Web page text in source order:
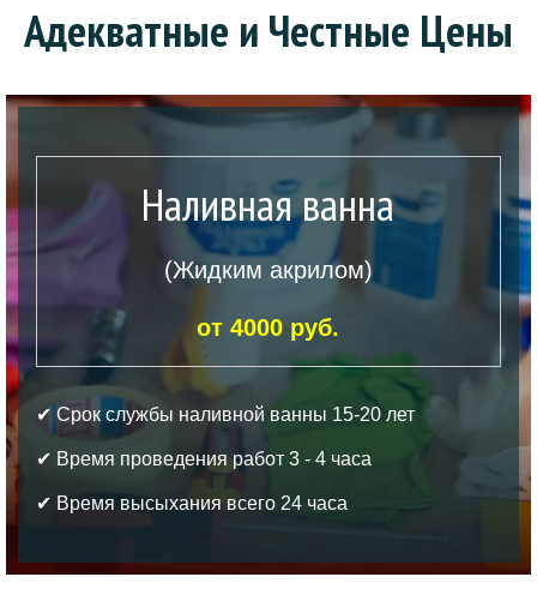
Адекватные и Честные Цены
Наливная ванна
(Жидким акрилом)
от 4000 руб.
✔ Срок службы наливной ванны 15-20 лет
✔ Время проведения работ 3 - 4 часа
✔ Время высыхания всего 24 часа